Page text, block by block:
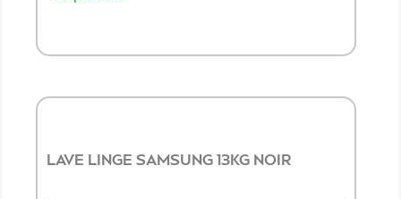
LAVE LINGE SAMSUNG 13KG NOIR